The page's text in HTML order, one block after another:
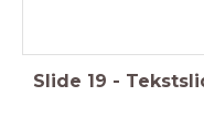
Slide 19 -